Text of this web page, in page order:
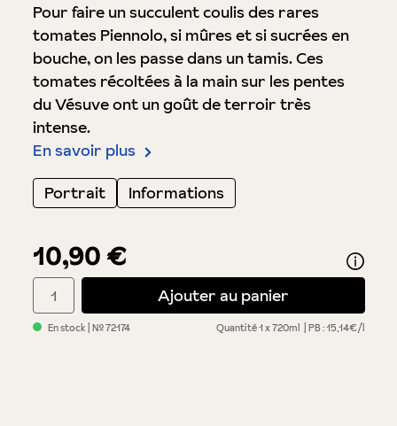
10,90 €
Pour faire un succulent coulis des rares
tomates Piennolo, si mûres et si sucrées en
bouche, on les passe dans un tamis. Ces
tomates récoltées à la main sur les pentes
du Vésuve ont un goût de terroir très
intense.
En savoir plus
Portrait
Informations
En stock | №72174 Quantité1 x 720ml PB : 15,14€/l
Quantité de produit : Entrez la quantité souhaitée ou utilisez
Ajouter au panier